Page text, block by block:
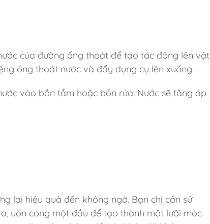
của đường ống thoát để tạo tác động lên vật
ống thoát nước và đẩy dụng cụ lên xuống.
vào bồn tắm hoặc bồn rửa. Nước sẽ tăng áp
lại hiệu quả đến không ngờ. Bạn chỉ cần sử
uốn cong một đầu để tạo thành một lưỡi móc